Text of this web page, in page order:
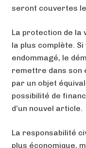
seront couvertes
La protection de
la plus complète.
endommagé, le
remettre dans son
par un objet
possibilité de
d’un nouvel article.
La responsabilité
plus économique,